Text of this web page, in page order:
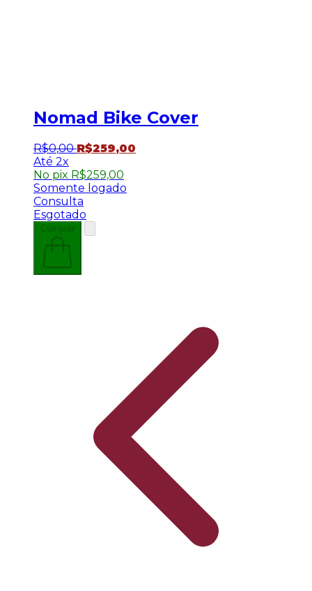
Nomad Bike Cover
R$0,00 R$259,00
2x
No pix R$259,00
Somente logado
Consulta
Esgotado
Comprar